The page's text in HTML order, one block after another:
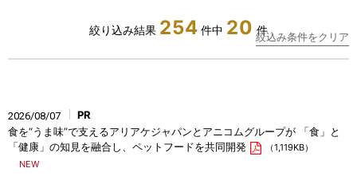
絞込み条件をクリア
絞り込み結果 254 件中 20 件
2026/08/07
PR
食を“うま味”で支えるアリアケジャパンとアニコムグループが 「食」と
「健康」の知見を融合し、ペットフードを共同開発
（1,119KB）